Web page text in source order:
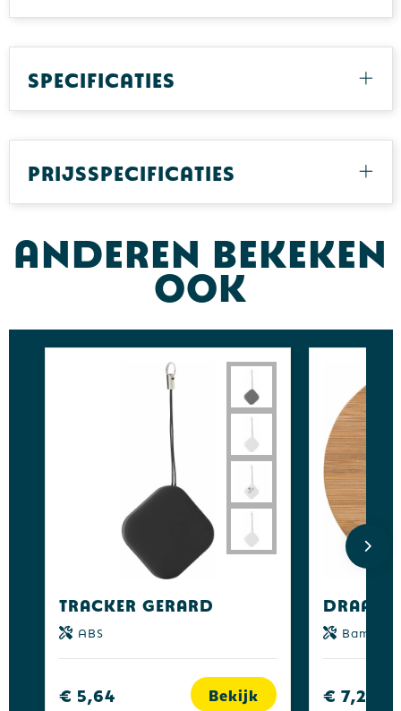
Specificaties
Prijsspecificaties
Anderen bekeken
ook
Tracker Gerard
ABS
€ 5,64 Bekijk
Bamboe
€ 7,27